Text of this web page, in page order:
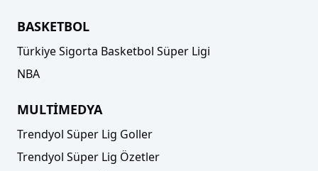
BASKETBOL
Türkiye Sigorta Basketbol Süper Ligi
NBA
MULTİMEDYA
Trendyol Süper Lig Goller
Trendyol Süper Lig Özetler